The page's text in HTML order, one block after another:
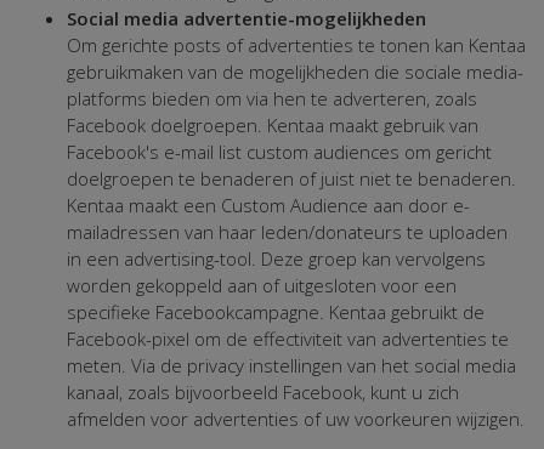
Social media advertentie-mogelijkheden
Om gerichte posts of advertenties te tonen kan Kentaa
gebruikmaken van de mogelijkheden die sociale media-
platforms bieden om via hen te adverteren, zoals
Facebook doelgroepen. Kentaa maakt gebruik van
Facebook's e-mail list custom audiences om gericht
doelgroepen te benaderen of juist niet te benaderen.
Kentaa maakt een Custom Audience aan door e-
mailadressen van haar leden/donateurs te uploaden
in een advertising-tool. Deze groep kan vervolgens
worden gekoppeld aan of uitgesloten voor een
specifieke Facebookcampagne. Kentaa gebruikt de
Facebook-pixel om de effectiviteit van advertenties te
meten. Via de privacy instellingen van het social media
kanaal, zoals bijvoorbeeld Facebook, kunt u zich
afmelden voor advertenties of uw voorkeuren wijzigen.